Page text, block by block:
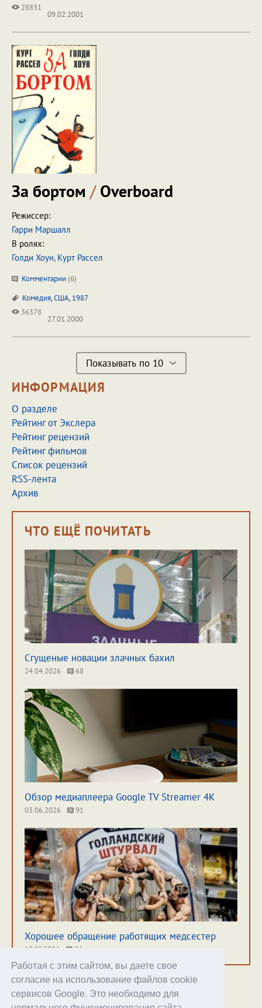
Работая с этим сайтом, вы даете свое
согласие на использование файлов cookie
сервисов Google. Это необходимо для
28831
09.02.2001
За бортом /Overboard
Режиссер:
Гарри Маршалл
В ролях:
Голди Хоун, Курт Рассел
Комментарии (6)
Комедия,США,1987
36378
27.01.2000
Показывать по 10
ИНФОРМАЦИЯ
О разделе
Рейтинг от Экслера
Рейтинг рецензий
Рейтинг фильмов
Список рецензий
RSS-лента
Архив
ЧТО ЕЩЁ ПОЧИТАТЬ
Сгущеные новации злачных бахил
24.04.2026 68
Обзор медиаплеера Google TV Streamer 4K
03.06.2026 91
Хорошее обращение работящих медсестер
17.07.2026 96